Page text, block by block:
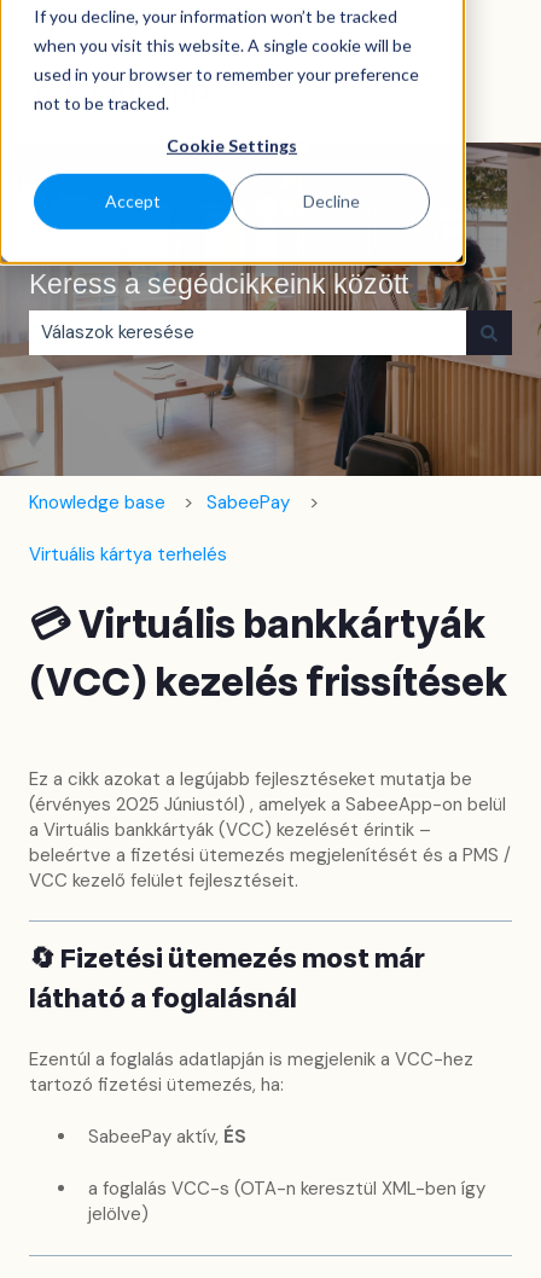
If you decline, your information won’t be tracked
when you visit this website. A single cookie will be
used in your browser to remember your preference
not to be tracked.
Cookie Settings
Accept Decline
MagyarAlmenü megjelenítése fordításokhoz
Keress a segédcikkeink között
Nincs javaslat, mert üres a keresőmező.
Knowledge base SabeePay
Virtuális kártya terhelés
💳 Virtuális bankkártyák
(VCC) kezelés frissítések
Ez a cikk azokat a legújabb fejlesztéseket mutatja be
(érvényes 2025 Júniustól) , amelyek a SabeeApp-on belül
a Virtuális bankkártyák (VCC) kezelését érintik –
beleértve a fizetési ütemezés megjelenítését és a PMS /
VCC kezelő felület fejlesztéseit.
🔄 Fizetési ütemezés most már
látható a foglalásnál
Ezentúl a foglalás adatlapján is megjelenik a VCC-hez
tartozó fizetési ütemezés, ha:
SabeePay aktív, ÉS
a foglalás VCC-s (OTA-n keresztül XML-ben így
jelölve)